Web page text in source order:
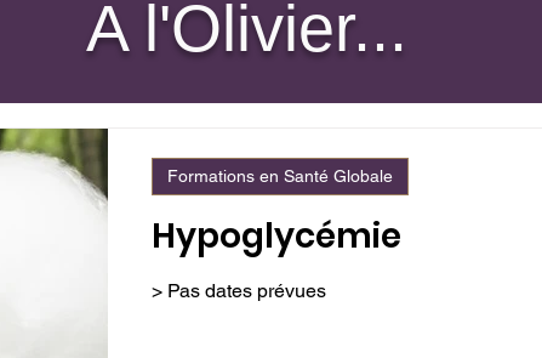
A l'Olivier...
Hypoglycémie
> Pas dates prévues
Formations en Santé Globale